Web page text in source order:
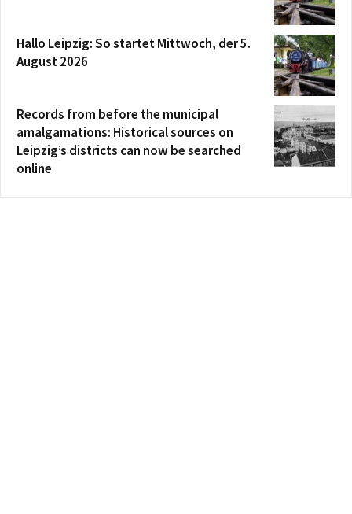
Hallo Leipzig: So startet Mittwoch, der 5.
August 2026
Records from before the municipal
amalgamations: Historical sources on
Leipzig’s districts can now be searched
online